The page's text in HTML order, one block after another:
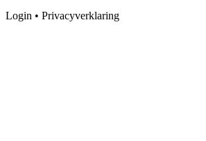
Login • Privacyverklaring